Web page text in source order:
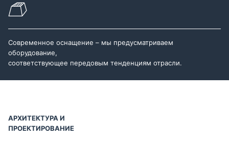
Современное оснащение – мы предусматриваем
оборудование,
соответствующее передовым тенденциям отрасли.
АРХИТЕКТУРА И
ПРОЕКТИРОВАНИЕ